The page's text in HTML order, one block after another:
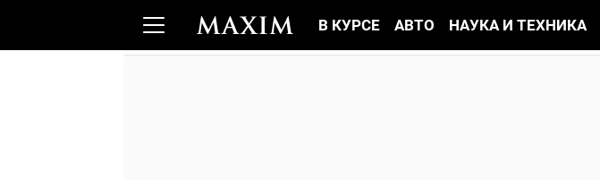
В КУРСЕ АВТО НАУКА И ТЕХНИКА